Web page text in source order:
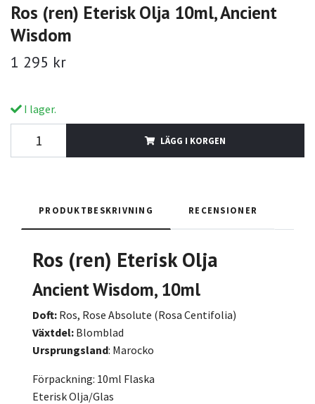
Ros (ren) Eterisk Olja 10ml, Ancient
Wisdom
1 295 kr
I lager.
LÄGG I KORGEN
PRODUKTBESKRIVNING RECENSIONER
Ros (ren) Eterisk Olja
Ancient Wisdom, 10ml
Doft: Ros, Rose Absolute (Rosa Centifolia)
Växtdel: Blomblad
Ursprungsland: Marocko
Förpackning: 10ml Flaska
Eterisk Olja/Glas